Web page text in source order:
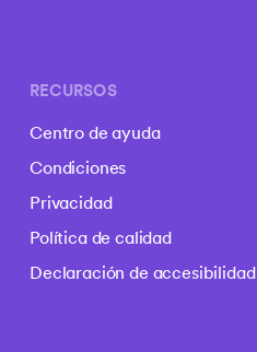
RECURSOS
Centro de ayuda
Condiciones
Privacidad
Política de calidad
Declaración de accesibilidad